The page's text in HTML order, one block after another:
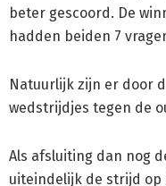
beter gescoord. De
hadden beiden 7
Natuurlijk zijn er door
wedstrijdjes tegen de
Als afsluiting dan nog
uiteindelijk de strijd op